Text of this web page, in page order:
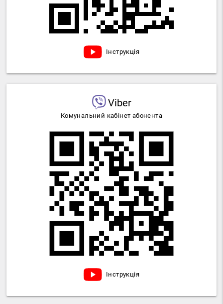
Інструкція
Viber
Комунальний кабінет абонента
Інструкція